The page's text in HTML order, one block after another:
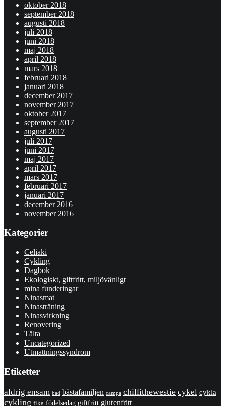
oktober 2018
september 2018
augusti 2018
juli 2018
juni 2018
maj 2018
april 2018
mars 2018
februari 2018
januari 2018
december 2017
november 2017
oktober 2017
september 2017
augusti 2017
juli 2017
juni 2017
maj 2017
april 2017
mars 2017
februari 2017
januari 2017
december 2016
november 2016
Kategorier
Celiaki
Cykling
Dagbok
Ekologiskt, giftfritt, miljövänligt
mina funderingar
Ninasmat
Ninasträning
Ninasvirkning
Renovering
Tälta
Uncategorized
Utmattningssyndrom
Etiketter
aldrig ensam bad bästafamiljen campa chillithewestie cykel cykla
cykling fika födelsedag giftfritt glutenfritt